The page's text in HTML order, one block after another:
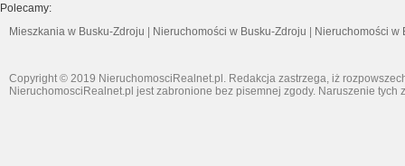
Polecamy:
Mieszkania w Busku-Zdroju | Nieruchomości w Busku-Zdroju | Nieruchomości w
Copyright © 2019 NieruchomosciRealnet.pl. Redakcja zastrzega, iż
NieruchomosciRealnet.pl jest zabronione bez pisemnej zgody. Naruszenie